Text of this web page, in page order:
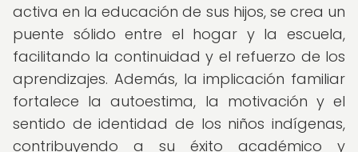
activa en la educación de sus hijos, se crea un
puente sólido entre el hogar y la escuela,
facilitando la continuidad y el refuerzo de los
aprendizajes. Además, la implicación familiar
fortalece la autoestima, la motivación y el
sentido de identidad de los niños indígenas,
contribuyendo a su éxito académico y